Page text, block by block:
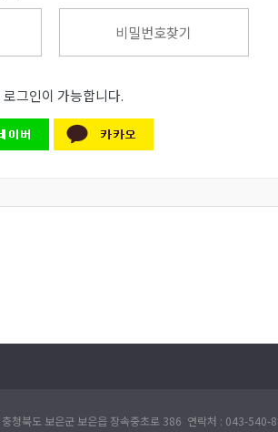
비밀번호찾기
그인이 가능합니다.
청북도 보은군 보은읍 장속중초로 386 연락처 : 043-540-